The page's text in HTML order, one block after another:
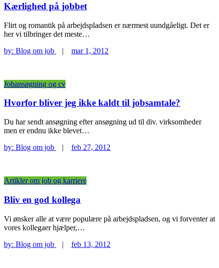
Kærlighed på jobbet
Flirt og romantik på arbejdspladsen er nærmest uundgåeligt. Det er
her vi tilbringer det meste…
by: Blog om job | mar 1, 2012
Jobansøgning og cv
Hvorfor bliver jeg ikke kaldt til jobsamtale?
Du har sendt ansøgning efter ansøgning ud til div. virksomheder
men er endnu ikke blevet…
by: Blog om job | feb 27, 2012
Artikler om job og karriere
Bliv en god kollega
Vi ønsker alle at være populære på arbejdspladsen, og vi forventer at
vores kollegaer hjælper,…
by: Blog om job | feb 13, 2012